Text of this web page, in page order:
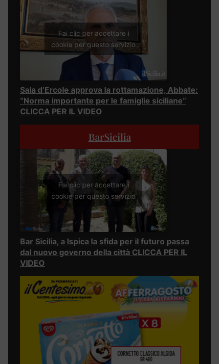
Fai clic per accettare i
cookie per questo servizio
Sala d’Ercole approva la rottamazione, Abbate:
“Norma importante per le famiglie siciliane”
CLICCA PER IL VIDEO
BarSicilia
Fai clic per accettare i
cookie per questo servizio
Bar Sicilia, a Ispica la sfida per il futuro passa
dal nuovo governo della città CLICCA PER IL
VIDEO